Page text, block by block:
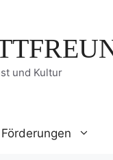
und Kultur
Förderungen